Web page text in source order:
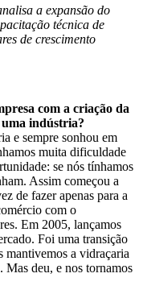
a expansão do
técnica de
de crescimento
com a criação da
indústria?
e sempre sonhou em
muita dificuldade
se nós tínhamos
Assim começou a
de fazer apenas para a
com o
Em 2005, lançamos
Foi uma transição
mantivemos a vidraçaria
Mas deu, e nos tornamos